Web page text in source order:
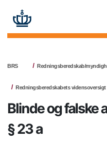
BRS Redningsberedskab/
Redningsberedskabets vidensoversigt
Blinde og falske
§ 23 a